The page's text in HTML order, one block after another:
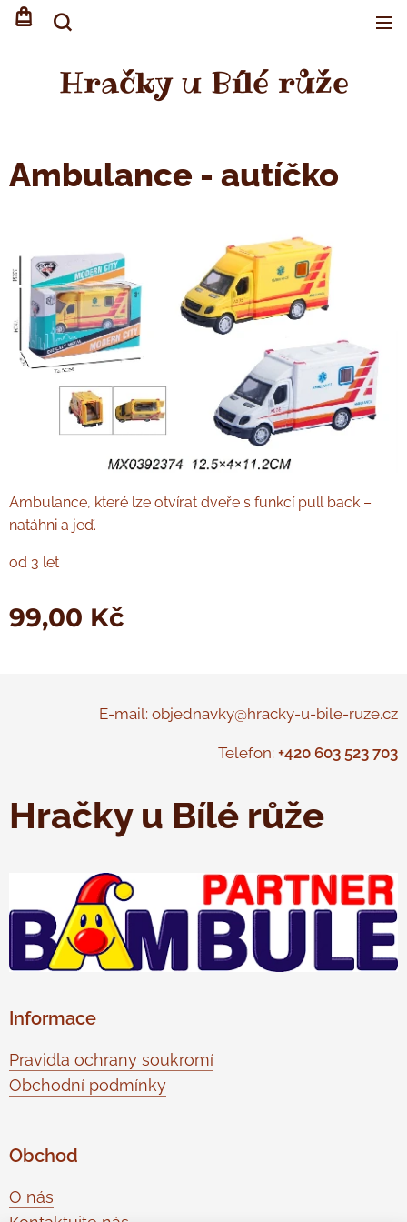
Hračky u Bílé růže
Ambulance - autíčko
Ambulance, které lze otvírat dveře s funkcí pull back –
natáhni a jeď.
od 3 let
99,00 Kč
E-mail: objednavky@hracky-u-bile-ruze.cz
Telefon: +420 603 523 703
Hračky u Bílé růže
Informace
Pravidla ochrany soukromí
Obchodní podmínky
Obchod
O nás